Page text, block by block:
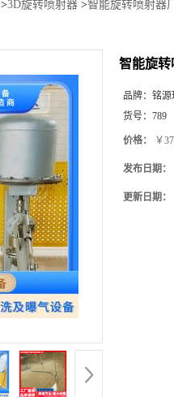
>3D旋转喷射器 >智能旋转喷射器
智能旋转
品牌： 铭源
货号： 789
价格： ￥
发布日期：
更新日期：